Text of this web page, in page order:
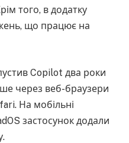
того, в додатку
що працює на
Copilot два роки
через веб-браузери
На мобільні
застосунок додали